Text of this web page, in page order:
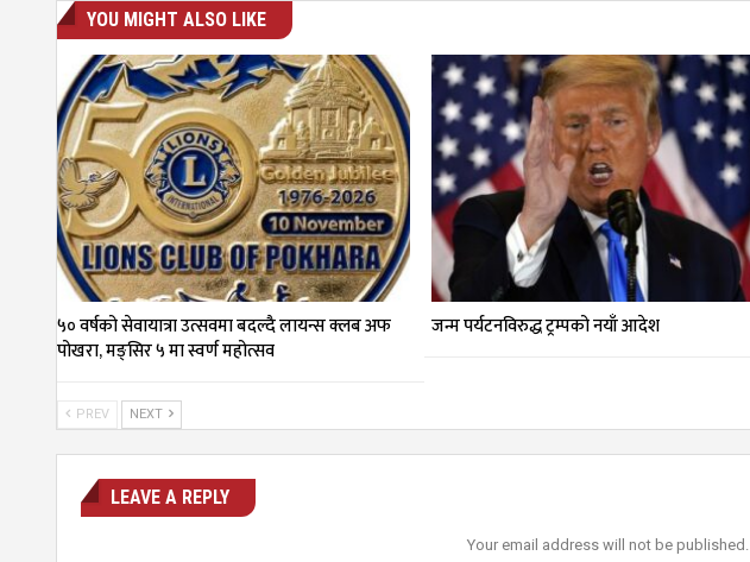
YOU MIGHT ALSO LIKE
५० वर्षको सेवायात्रा उत्सवमा बदल्दै लायन्स क्लब अफ
पोखरा, मङ्सिर ५ मा स्वर्ण महोत्सव
जन्म पर्यटनविरुद्ध ट्रम्पको नयाँ आदेश
PREV NEXT
LEAVE A REPLY
Your email address will not be published.